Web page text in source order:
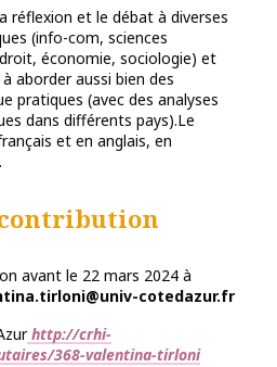
réflexion et le débat à diverses
(info-com, sciences
économie, sociologie) et
aborder aussi bien des
pratiques (avec des analyses
dans différents pays).Le
et en anglais, en
avant le 22 mars 2024 à
cotedazur.fr
http://crhi-
368-valentina-tirloni